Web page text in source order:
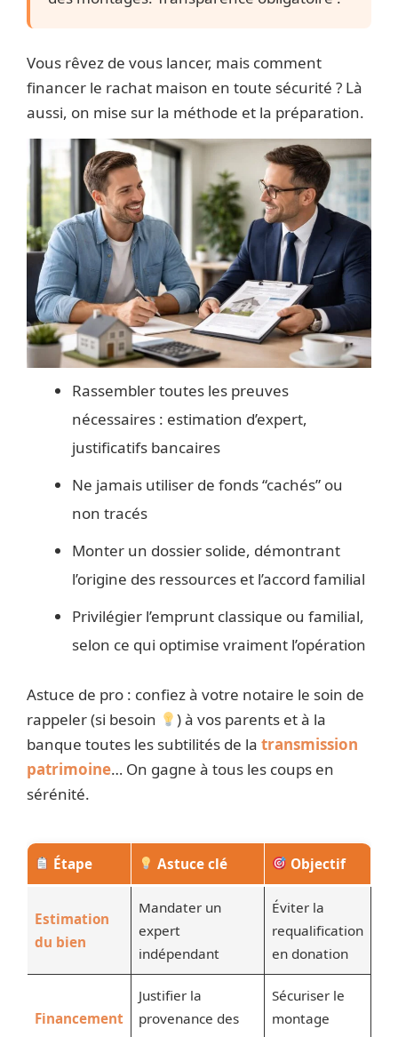
Vous rêvez de vous lancer, mais comment
financer le rachat maison en toute sécurité ? Là
aussi, on mise sur la méthode et la préparation.
Rassembler toutes les preuves
nécessaires : estimation d’expert,
justificatifs bancaires
Ne jamais utiliser de fonds “cachés” ou
non tracés
Monter un dossier solide, démontrant
l’origine des ressources et l’accord familial
Privilégier l’emprunt classique ou familial,
selon ce qui optimise vraiment l’opération
Astuce de pro : confiez à votre notaire le soin de
rappeler (si besoin
) à vos parents et à la
banque toutes les subtilités de la transmission
patrimoine… On gagne à tous les coups en
sérénité.
Étape Astuce clé Objectif
Estimation
du bien
Mandater un
expert
indépendant
Éviter la
requalification
en donation
Financement
Justifier la
provenance des
Sécuriser le
montage